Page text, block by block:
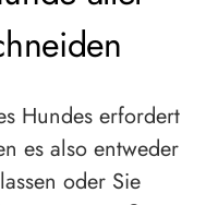
Hundes erfordert
es also entweder
oder Sie